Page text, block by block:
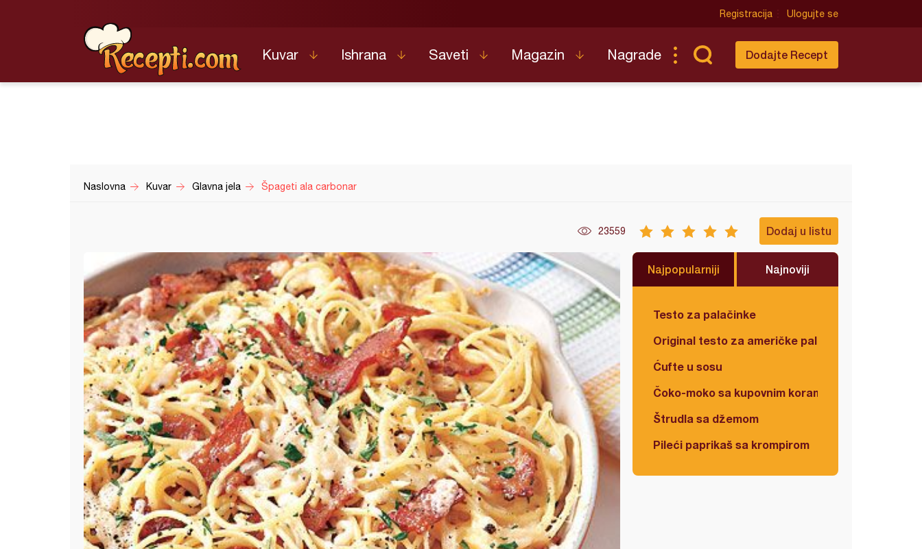
Registracija Ulogujte se
Kuvar Ishrana Saveti Magazin Nagrade Dodajte Recept
Naslovna Kuvar Glavna jela Špageti ala carbonar
23559 Dodaj u listu
Najpopularniji Najnoviji
Testo za palačinke
Original testo za američke palačinke
Ćufte u sosu
Čoko-moko sa kupovnim korama
Štrudla sa džemom
Pileći paprikaš sa krompirom